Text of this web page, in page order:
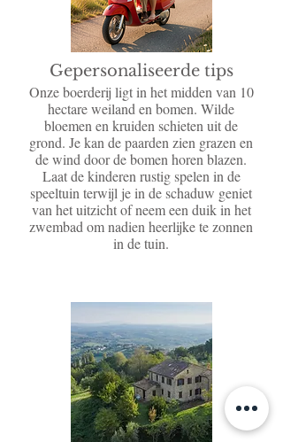
Gepersonaliseerde tips
Onze boerderij ligt in het midden van 10
hectare weiland en bomen. Wilde
bloemen en kruiden schieten uit de
grond. Je kan de paarden zien grazen en
de wind door de bomen horen blazen.
Laat de kinderen rustig spelen in de
speeltuin terwijl je in de schaduw geniet
van het uitzicht of neem een duik in het
zwembad om nadien heerlijke te zonnen
in de tuin.